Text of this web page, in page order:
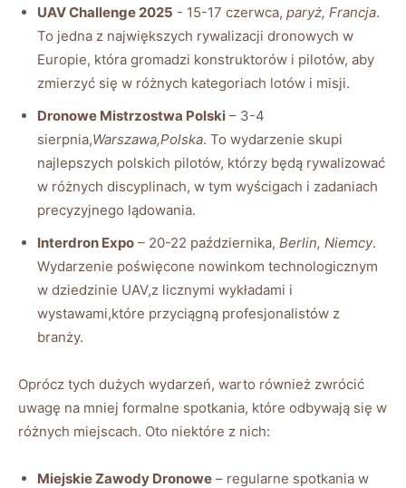
UAV ​Challenge 2025 -‍ 15-17 czerwca, paryż, Francja.
⁤To jedna z największych rywalizacji dronowych w ​
Europie, która gromadzi ‍konstruktorów ‌i pilotów, aby
zmierzyć się w różnych kategoriach‍ lotów i misji.
Dronowe Mistrzostwa Polski – 3-4
sierpnia,Warszawa,Polska. To​ wydarzenie⁢ skupi
najlepszych⁤ polskich pilotów, którzy będą rywalizować⁣
w różnych⁣ discyplinach, w tym ⁢wyścigach​ i zadaniach
precyzyjnego ‍lądowania.
Interdron Expo – 20-22‌ października, Berlin, Niemcy.
Wydarzenie​ poświęcone⁣ nowinkom technologicznym⁣
w​ dziedzinie UAV,z ‍licznymi wykładami i
wystawami,które przyciągną profesjonalistów z
branży.
Oprócz tych ⁣dużych wydarzeń, warto ⁤również zwrócić
uwagę na mniej formalne spotkania, ‌które odbywają się⁢ w
różnych miejscach. ​Oto niektóre‌ z nich:
Miejskie ‍Zawody Dronowe – regularne spotkania w⁣